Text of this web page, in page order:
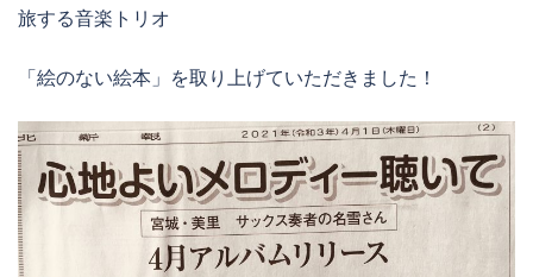
旅する音楽トリオ
「絵のない絵本」を取り上げていただきました！